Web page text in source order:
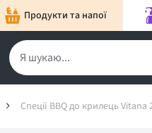
Продукти та напої
Спеції ВВQ до крилець Vitana